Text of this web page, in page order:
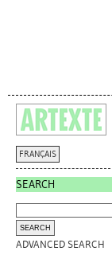
FRANÇAIS
SEARCH
ADVANCED SEARCH